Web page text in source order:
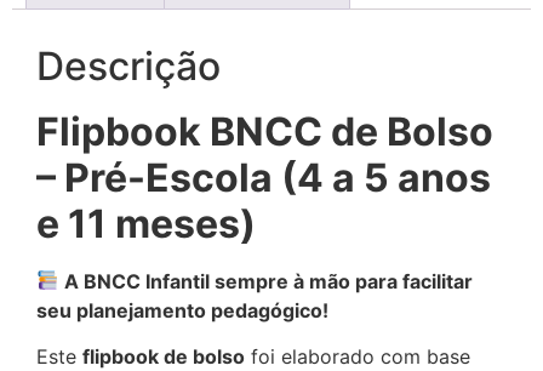
Descrição
Flipbook BNCC de Bolso
– Pré-Escola (4 a 5 anos
e 11 meses)
A BNCC Infantil sempre à mão para facilitar
seu planejamento pedagógico!
Este flipbook de bolso foi elaborado com base